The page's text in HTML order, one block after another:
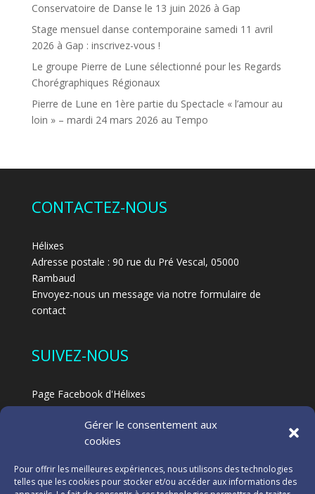
Gérer le consentement aux
cookies
Pour offrir les meilleures expériences, nous utilisons des technologies
telles que les cookies pour stocker et/ou accéder aux informations des
Conservatoire de Danse le 13 juin 2026 à Gap
Stage mensuel danse contemporaine samedi 11 avril
2026 à Gap : inscrivez-vous !
Le groupe Pierre de Lune sélectionné pour les Regards
Chorégraphiques Régionaux
Pierre de Lune en 1ère partie du Spectacle « l’amour au
loin » – mardi 24 mars 2026 au Tempo
CONTACTEZ-NOUS
Hélixes
Adresse postale : 90 rue du Pré Vescal, 05000
Rambaud
Envoyez-nous un message via notre formulaire de
contact
SUIVEZ-NOUS
Page Facebook d'Hélixes
Page Facebook dédiée au Feldenkrais à Hélixes
NOS PARTENAIRES